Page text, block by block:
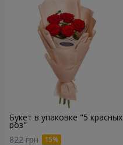
Букет в упаковке "5 красных
роз"
822 грн